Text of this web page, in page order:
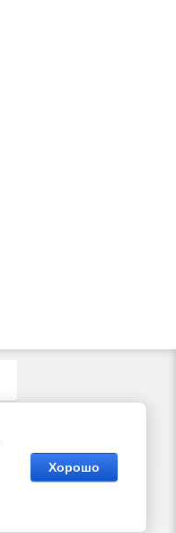
Хорошо